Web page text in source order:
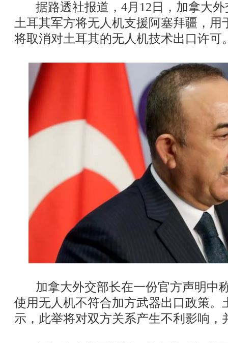
据路透社报道，4月12日，加拿大外
土耳其军方将无人机支援阿塞拜疆，用
将取消对土耳其的无人机技术出口许可
加拿大外交部长在一份官方声明中
使用无人机不符合加方武器出口政策。
示，此举将对双方关系产生不利影响，